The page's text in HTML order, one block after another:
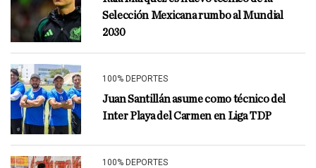
Selección Mexicana rumbo al Mundial
2030
100% DEPORTES
Juan Santillán asume como técnico del
Inter Playa del Carmen en Liga TDP
100% DEPORTES